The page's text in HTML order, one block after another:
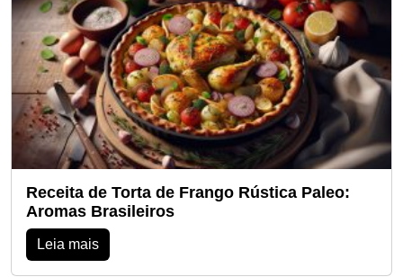
Receita de Torta de Frango Rústica Paleo:
Aromas Brasileiros
Leia mais